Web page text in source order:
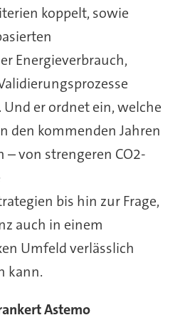
koppelt, sowie
Energieverbrauch,
er ordnet ein, welche
den kommenden Jahren
von strengeren CO2-
bis hin zur Frage,
auch in einem
Umfeld verlässlich
kann.
Astemo